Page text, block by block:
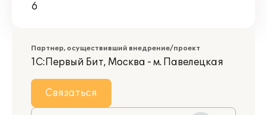
6
Партнер, осуществивший внедрение/проект
1С:Первый Бит, Москва - м. Павелецкая
Связаться